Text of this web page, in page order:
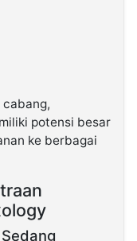
cabang,
potensi besar
ke berbagai